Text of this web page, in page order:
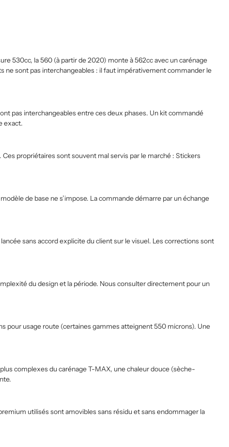
530cc, la 560 (à partir de 2020) monte à 562cc avec un carénage
ne sont pas interchangeables : il faut impérativement commander le
pas interchangeables entre ces deux phases. Un kit commandé
exact.
propriétaires sont souvent mal servis par le marché : Stickers
de base ne s’impose. La commande démarre par un échange
sans accord explicite du client sur le visuel. Les corrections sont
du design et la période. Nous consulter directement pour un
pour usage route (certaines gammes atteignent 550 microns). Une
complexes du carénage T-MAX, une chaleur douce (sèche-
utilisés sont amovibles sans résidu et sans endommager la